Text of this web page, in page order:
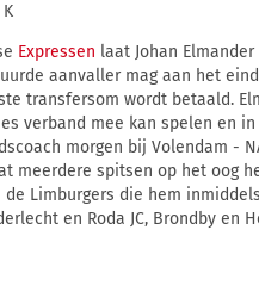
Expressen laat Johan
aanvaller mag aan het
transfersom wordt betaald.
verband mee kan spelen en
morgen bij Volendam -
meerdere spitsen op het oog
Limburgers die hem
en Roda JC, Brondby en